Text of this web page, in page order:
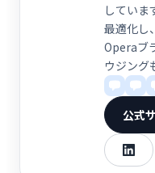
していま
最適化し
Operaブ
ウジング
公式